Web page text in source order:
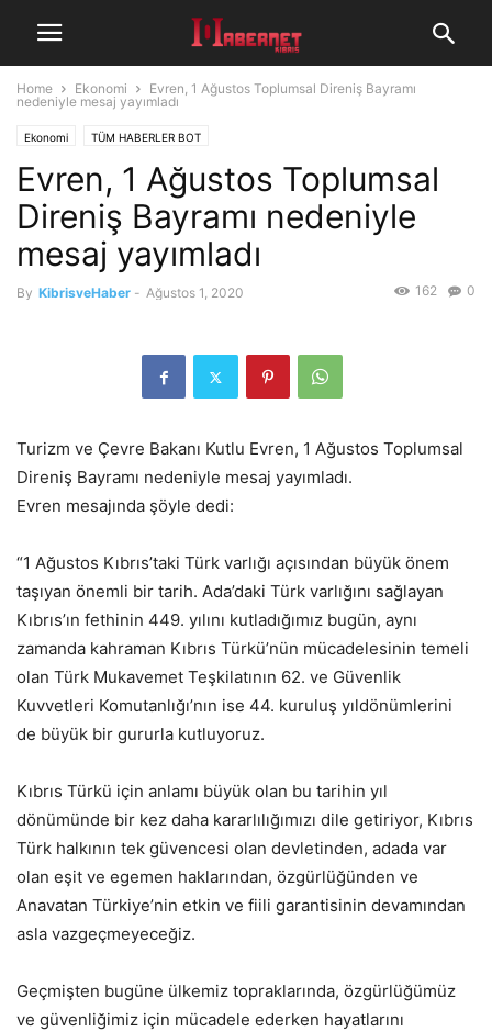
Home Ekonomi
Evren, 1 Ağustos Toplumsal Direniş Bayramı
nedeniyle mesaj yayımladı
Ekonomi TÜM HABERLER BOT
Evren, 1 Ağustos Toplumsal
Direniş Bayramı nedeniyle
mesaj yayımladı
By KibrisveHaber - Ağustos 1, 2020 0
162
Turizm ve Çevre Bakanı Kutlu Evren, 1 Ağustos Toplumsal
Direniş Bayramı nedeniyle mesaj yayımladı.
Evren mesajında şöyle dedi:
“1 Ağustos Kıbrıs’taki Türk varlığı açısından büyük önem
taşıyan önemli bir tarih. Ada’daki Türk varlığını sağlayan
Kıbrıs’ın fethinin 449. yılını kutladığımız bugün, aynı
zamanda kahraman Kıbrıs Türkü’nün mücadelesinin temeli
olan Türk Mukavemet Teşkilatının 62. ve Güvenlik
Kuvvetleri Komutanlığı’nın ise 44. kuruluş yıldönümlerini
de büyük bir gururla kutluyoruz.
Kıbrıs Türkü için anlamı büyük olan bu tarihin yıl
dönümünde bir kez daha kararlılığımızı dile getiriyor, Kıbrıs
Türk halkının tek güvencesi olan devletinden, adada var
olan eşit ve egemen haklarından, özgürlüğünden ve
Anavatan Türkiye’nin etkin ve fiili garantisinin devamından
asla vazgeçmeyeceğiz.
Geçmişten bugüne ülkemiz topraklarında, özgürlüğümüz
ve güvenliğimiz için mücadele ederken hayatlarını